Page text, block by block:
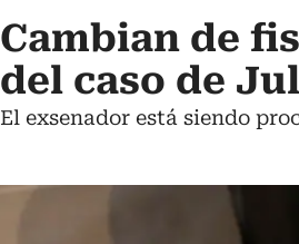
Cambian de
del caso de
El exsenador está siendo